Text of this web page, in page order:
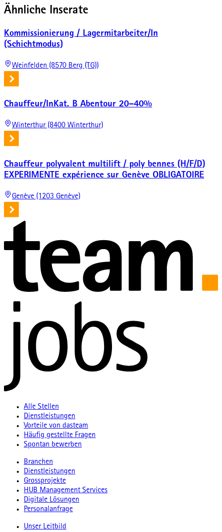
Ähnliche Inserate
Kommissionierung / Lagermitarbeiter/In
(Schichtmodus)
Weinfelden (8570 Berg (TG))
Chauffeur/InKat. B Abentour 20–40%
Winterthur (8400 Winterthur)
Chauffeur polyvalent multilift / poly bennes (H/F/D)
EXPERIMENTE expérience sur Genève OBLIGATOIRE
Genève (1203 Genève)
Alle Stellen
Dienstleistungen
Vorteile von dasteam
Häufig gestellte Fragen
Spontan bewerben
Branchen
Dienstleistungen
Grossprojekte
HUB Management Services
Digitale Lösungen
Personalanfrage
Unser Leitbild